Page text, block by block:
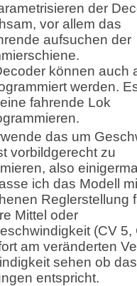
der
vor allem das
aufsuchen der
können auch
werden.
fahrende Lok
das um
vorbildgerecht zu
also
ich das Modell
Reglerstellung
Mittel oder
(CV 5,
am veränderten
sehen ob
entspricht.